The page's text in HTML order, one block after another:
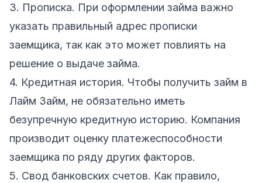
3. Прописка. При оформлении займа важно
указать правильный адрес прописки
заемщика, так как это может повлиять на
решение о выдаче займа.
4. Кредитная история. Чтобы получить займ в
Лайм Займ, не обязательно иметь
безупречную кредитную историю. Компания
производит оценку платежеспособности
заемщика по ряду других факторов.
5. Свод банковских счетов. Как правило,